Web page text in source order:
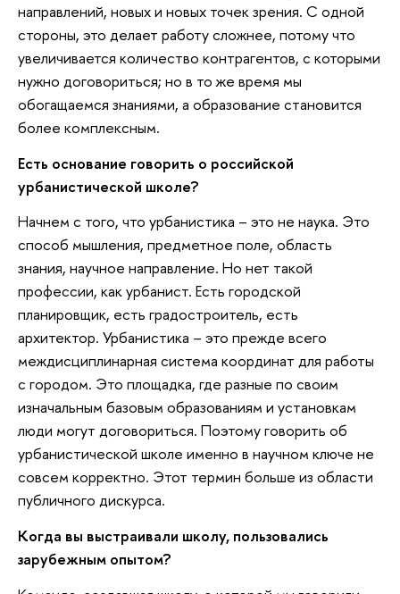
направлений, новых и новых точек зрения. С одной
стороны, это делает работу сложнее, потому что
увеличивается количество контрагентов, с которыми
нужно договориться; но в то же время мы
обогащаемся знаниями, а образование становится
более комплексным.
Есть основание говорить о российской
урбанистической школе?
Начнем с того, что урбанистика – это не наука. Это
способ мышления, предметное поле, область
знания, научное направление. Но нет такой
профессии, как урбанист. Есть городской
планировщик, есть градостроитель, есть
архитектор. Урбанистика – это прежде всего
междисциплинарная система координат для работы
с городом. Это площадка, где разные по своим
изначальным базовым образованиям и установкам
люди могут договориться. Поэтому говорить об
урбанистической школе именно в научном ключе не
совсем корректно. Этот термин больше из области
публичного дискурса.
Когда вы выстраивали школу, пользовались
зарубежным опытом?